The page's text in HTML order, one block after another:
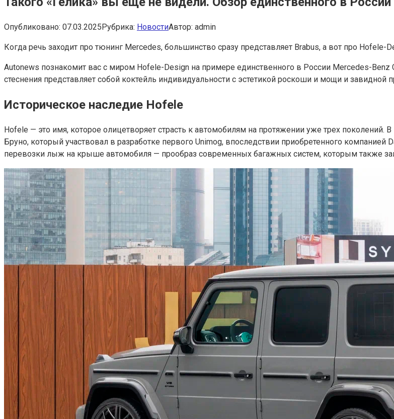
Опубликовано: 07.03.2025Рубрика: НовостиАвтор: admin
Когда речь заходит про тюнинг Mercedes, большинство сразу представляет Brabus, а вот про
Autonews познакомит вас с миром Hofele-Design на примере единственного в России Mercedes-
стеснения представляет собой коктейль индивидуальности с эстетикой роскоши и мощи и завидной
Историческое наследие Hofele
Hofele — это имя, которое олицетворяет страсть к автомобилям на протяжении уже трех
Бруно, который участвовал в разработке первого Unimog, впоследствии приобретенного
перевозки лыж на крыше автомобиля — прообраз современных багажных систем, которым также